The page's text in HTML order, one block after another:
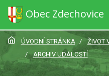
Obec Zdechovice
ÚVODNÍ STRÁNKA ŽIVOT
ARCHIV UDÁLOSTÍ